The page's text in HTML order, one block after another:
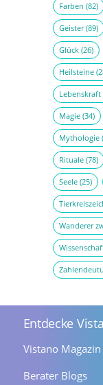
Farben (82)
Geister(89)
Glück(26)
Heilsteine
Lebenskraft
Magie(34)
Mythologie
Rituale(78)
Seele(25)
Wanderer
Entdecke
Vistano Magazin
Berater Blogs